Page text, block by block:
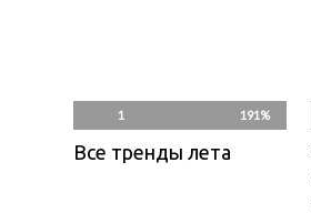
1 191%
Все тренды лета